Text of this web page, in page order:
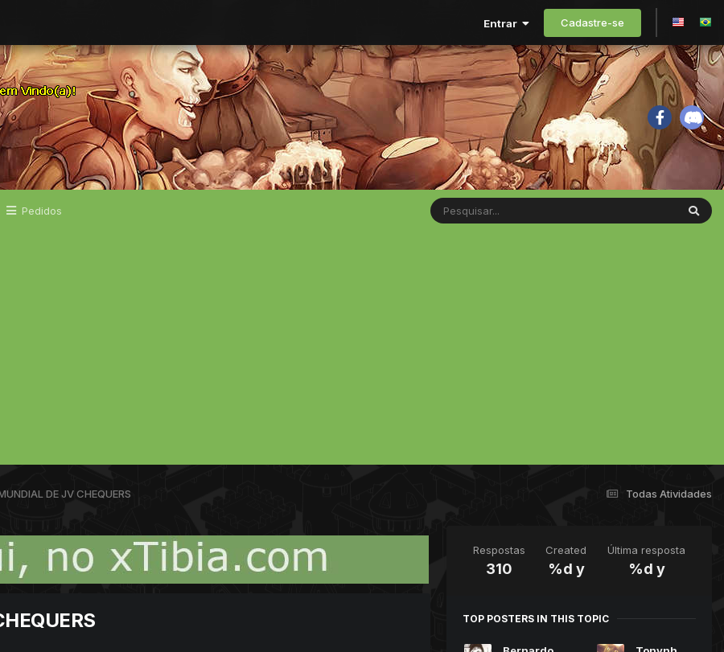
Entrar Cadastre-se
Pedidos
Todas Atividades
DE JV CHEQUERS
Respostas
310
Created
%d y
Última resposta
%d y
TOP POSTERS IN THIS TOPIC